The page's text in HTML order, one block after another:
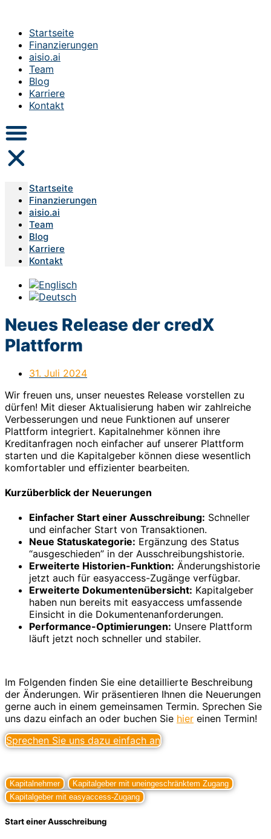
Startseite
Finanzierungen
aisio.ai
Team
Blog
Karriere
Kontakt
Startseite
Finanzierungen
aisio.ai
Team
Blog
Karriere
Kontakt
Neues Release der credX
Plattform
31. Juli 2024
Wir freuen uns, unser neuestes Release vorstellen zu
dürfen! Mit dieser Aktualisierung haben wir zahlreiche
Verbesserungen und neue Funktionen auf unserer
Plattform integriert. Kapitalnehmer können ihre
Kreditanfragen noch einfacher auf unserer Plattform
starten und die Kapitalgeber können diese wesentlich
komfortabler und effizienter bearbeiten.
Kurzüberblick der Neuerungen
Einfacher Start einer Ausschreibung: Schneller
und einfacher Start von Transaktionen.
Neue Statuskategorie: Ergänzung des Status
“ausgeschieden” in der Ausschreibungshistorie.
Erweiterte Historien-Funktion: Änderungshistorie
jetzt auch für easyaccess-Zugänge verfügbar.
Erweiterte Dokumentenübersicht: Kapitalgeber
haben nun bereits mit easyaccess umfassende
Einsicht in die Dokumentenanforderungen.
Performance-Optimierungen: Unsere Plattform
läuft jetzt noch schneller und stabiler.
Im Folgenden finden Sie eine detaillierte Beschreibung
der Änderungen. Wir präsentieren Ihnen die Neuerungen
gerne auch in einem gemeinsamen Termin. Sprechen Sie
uns dazu einfach an oder buchen Sie hier einen Termin!
Sprechen Sie uns dazu einfach an
Kapitalnehmer
Kapitalgeber mit uneingeschränktem Zugang
Kapitalgeber mit easyaccess-Zugang
Start einer Ausschreibung